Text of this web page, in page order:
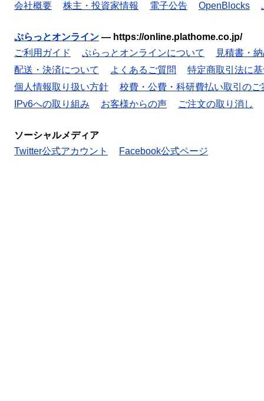
会社概要 株主・投資家情報 電子公告 OpenBlocks
ぷらっとオンライン — https://online.plathome.co.jp/
ご利用ガイド
ぷらっとオンラインについて
見積書・
配送・決済について
よくあるご質問
特定商取引法に
個人情報取り扱い方針
校費・公費・科研費払い取引のご
IPv6への取り組み
お客様からの声 ご注文の取り消し
ソーシャルメディア
Twitter公式アカウント
Facebook公式ページ